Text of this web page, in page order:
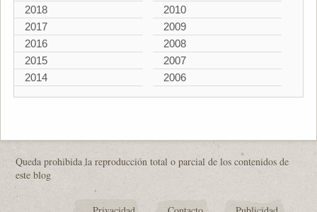
2018
2017
2016
2015
2014
2010
2009
2008
2007
2006
Queda prohibida la reproducción total o parcial de los contenidos de
este blog